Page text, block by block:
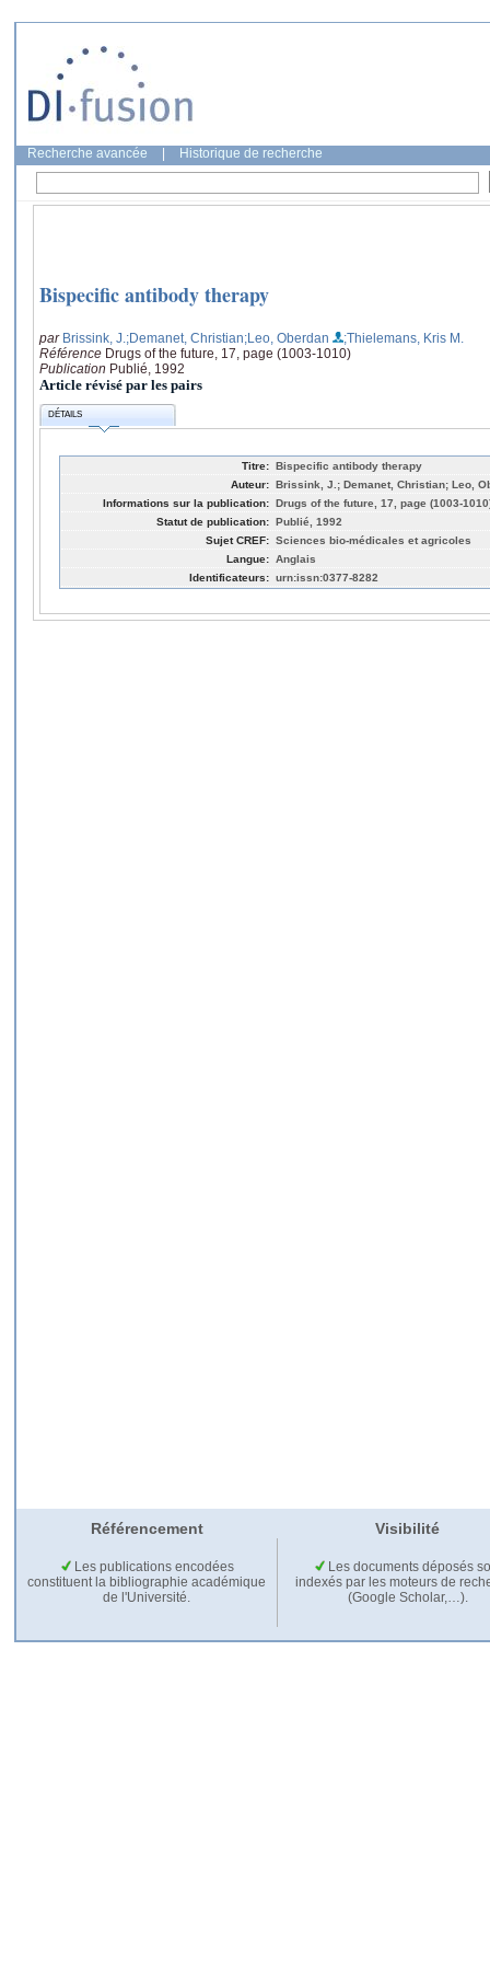
Recherche avancée Historique de recherche
Bispecific antibody therapy
par Brissink, J. ;Demanet, Christian;Leo, Oberdan
;Thielemans, Kris M.
Référence Drugs of the future, 17, page (1003-1010)
Publication Publié, 1992
Article révisé par les pairs
DÉTAILS
Titre: Bispecific antibody therapy
Auteur: Brissink, J.; Demanet, Christian; Leo,
Informations sur la publication: Drugs of the future, 17, page (1003-
Statut de publication: Publié, 1992
Sujet CREF: Sciences bio-médicales et agricoles
Langue: Anglais
Identificateurs: urn:issn:0377-8282
Référencement Visibilité
Les publications encodées
constituent la bibliographie académique
de l'Université.
Les documents déposés
indexés par les moteurs de
(Google Scholar,…).